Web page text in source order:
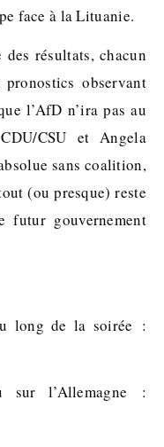
face à la Lituanie.
résultats, chacun
observant
l’AfD n’ira pas au
CSU et Angela
sans coalition,
(ou presque) reste
futur gouvernement
long de la soirée :
sur l’Allemagne :